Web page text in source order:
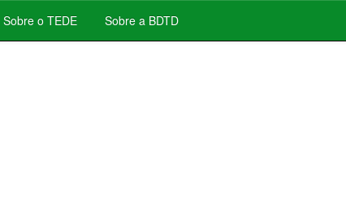
Sobre o TEDE Sobre a BDTD